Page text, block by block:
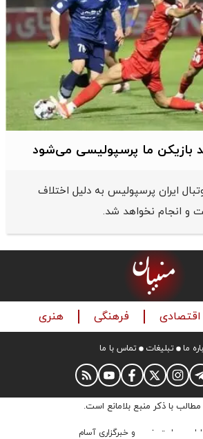
ایران پرسپولیس به دلیل اختلاف
و انجام نخواهد شد.
اقتصادی فرهنگی هنری
ما تبلیغات تماس با ما
با ذکر منبع بلامانع است.
طراحی سایت خبری و خبرگزاری آسام